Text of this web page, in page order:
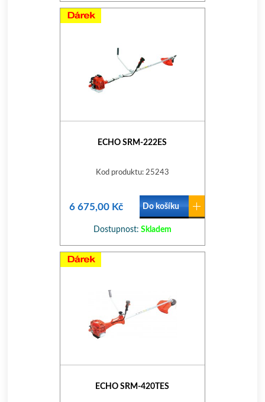
ECHO SRM-222ES
Kod produktu: 25243
6 675,00 Kč Do košíku
Dostupnost: Skladem
ECHO SRM-420TES